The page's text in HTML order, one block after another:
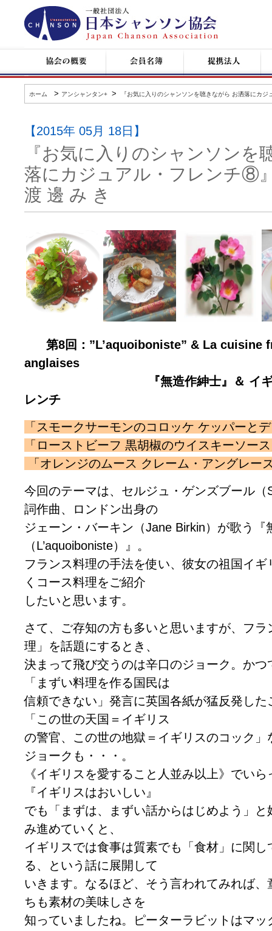
日
本
シ
ン
協
の
概
要
名
簿
企
業
サ
ー
ト
情
ホーム > アンシャンタン+ > 『お気に入りのシャンソンを聴きながら お洒落にカ
【2015年 05月 18日】
『お気に入りのシャンソンを
落にカジュアル・フレンチ⑧
渡 邊 み き
第8回：”L’aquoiboniste” & La cuisine
anglaises
『無造作紳士』＆ イギリス
レンチ
「スモークサーモンのコロッケ ケッパーと
「ローストビーフ 黒胡椒のウイスキーソー
「オレンジのムース クレーム・アングレー
今回のテーマは、セルジュ・ゲンズブール
詞作曲、ロンドン出身の
ジェーン・バーキン（Jane Birkin）が歌う『
（L’aquoiboniste）』。
フランス料理の手法を使い、彼女の祖国イ
くコース料理をご紹介
したいと思います。
さて、ご存知の方も多いと思いますが、フ
理」を話題にするとき、
決まって飛び交うのは辛口のジョーク。か
「まずい料理を作る国民は
信頼できない」発言に英国各紙が猛反発し
「この世の天国＝イギリス
の警官、この世の地獄＝イギリスのコック
ジョークも・・・。
《イギリスを愛すること人並み以上》でい
『イギリスはおいしい』
でも「まずは、まずい話からはじめよう」
み進めていくと、
イギリスでは食事は質素でも「食材」に関
る、という話に展開して
いきます。なるほど、そう言われてみれば
ちも素材の美味しさを
知っていましたね。ピーターラビットはマ